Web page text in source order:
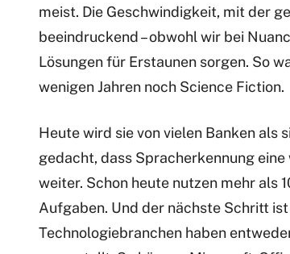
meist. Die Geschwindigkeit, mit der
beeindruckend – obwohl wir bei
Lösungen für Erstaunen sorgen. So
wenigen Jahren noch Science Fiction.
Heute wird sie von vielen Banken als
gedacht, dass Spracherkennung
weiter. Schon heute nutzen mehr als
Aufgaben. Und der nächste Schritt
Technologiebranchen haben